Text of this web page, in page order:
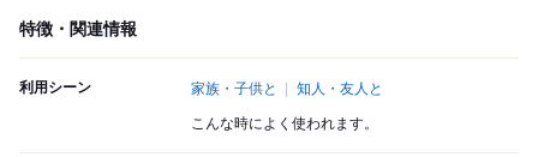
特徴・関連情報
利用シーン 家族・子供と 知人・友人と
こんな時によく使われます。